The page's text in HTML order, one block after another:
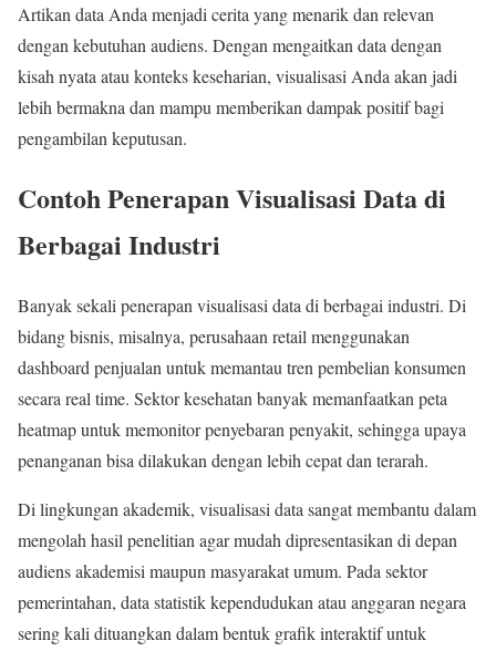
Artikan data Anda menjadi cerita yang menarik dan relevan
dengan kebutuhan audiens. Dengan mengaitkan data dengan
kisah nyata atau konteks keseharian, visualisasi Anda akan jadi
lebih bermakna dan mampu memberikan dampak positif bagi
pengambilan keputusan.
Contoh Penerapan Visualisasi Data di
Berbagai Industri
Banyak sekali penerapan visualisasi data di berbagai industri. Di
bidang bisnis, misalnya, perusahaan retail menggunakan
dashboard penjualan untuk memantau tren pembelian konsumen
secara real time. Sektor kesehatan banyak memanfaatkan peta
heatmap untuk memonitor penyebaran penyakit, sehingga upaya
penanganan bisa dilakukan dengan lebih cepat dan terarah.
Di lingkungan akademik, visualisasi data sangat membantu dalam
mengolah hasil penelitian agar mudah dipresentasikan di depan
audiens akademisi maupun masyarakat umum. Pada sektor
pemerintahan, data statistik kependudukan atau anggaran negara
sering kali dituangkan dalam bentuk grafik interaktif untuk